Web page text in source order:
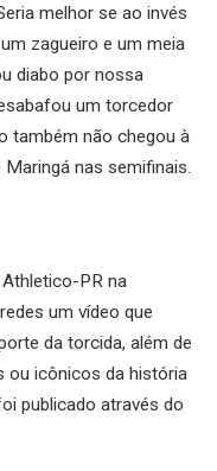
melhor se ao invés
zagueiro e um meia
diabo por nossa
um torcedor
também não chegou à
nas semifinais.
PR na
um vídeo que
da torcida, além de
ou icônicos da história
publicado através do